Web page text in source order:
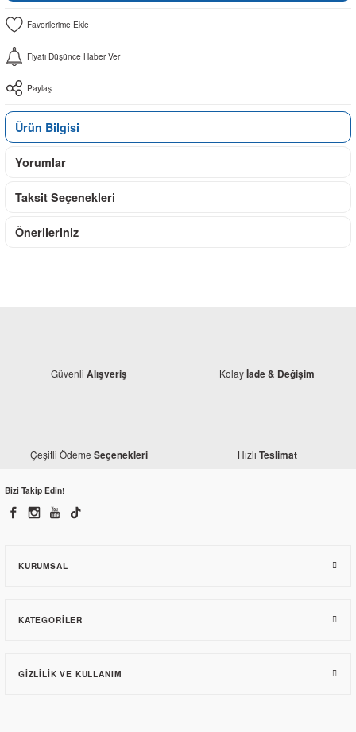
Fiyatı Düşünce Haber Ver
Paylaş
Ürün Bilgisi
Yorumlar
Taksit Seçenekleri
Önerileriniz
Güvenli Alışveriş Kolayİade & Değişim
Çeşitli Ödeme Seçenekleri Hızlı Teslimat
Bizi Takip Edin!
KURUMSAL
KATEGORILER
GIZLILIK VE KULLANIM